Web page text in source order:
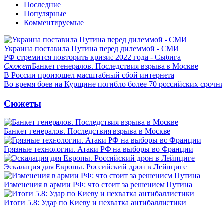
Последние
Популярные
Комментируемые
Украина поставила Путина перед дилеммой - СМИ
РФ стремится повторить кризис 2022 года - Сыбига
СюжетБанкет генералов. Последствия взрыва в Москве
В России произошел масштабный сбой интернета
Во время боев на Курщине погибло более 70 российских
Сюжеты
Банкет генералов. Последствия взрыва в Москве
Грязные технологии. Атаки РФ на выборы во Франции
Эскалация для Европы. Российский дрон в Лейпциге
Изменения в армии РФ: что стоит за решением Путина
Итоги 5.8: Удар по Киеву и нехватка антибаллистики